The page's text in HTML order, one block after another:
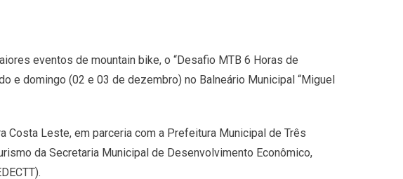
eventos de mountain bike, o “Desafio MTB 6 Horas de
e domingo (02 e 03 de dezembro) no Balneário Municipal “Miguel
Costa Leste, em parceria com a Prefeitura Municipal de Três
da Secretaria Municipal de Desenvolvimento Econômico,